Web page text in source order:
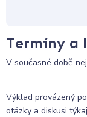
Termíny a
V současné době
Výklad provázený
otázky a diskusi